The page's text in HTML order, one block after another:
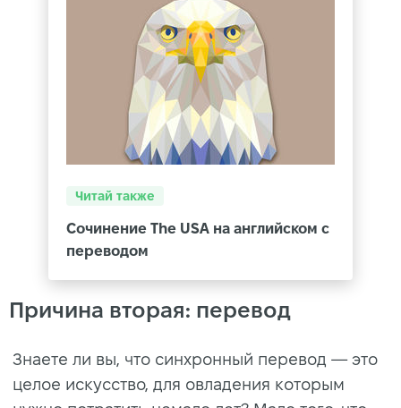
Читай также
Сочинение The USA на английском с
переводом
Причина вторая: перевод
Знаете ли вы, что синхронный перевод — это
целое искусство, для овладения которым